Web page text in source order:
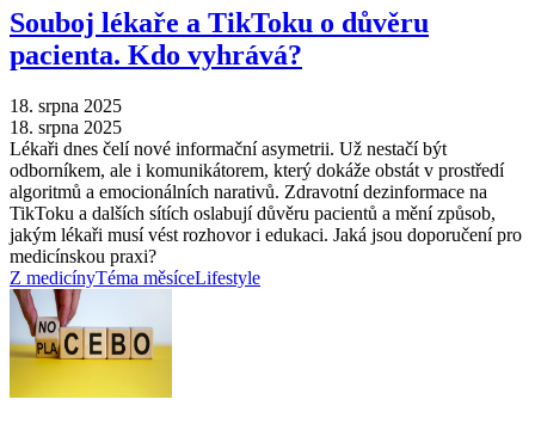
Souboj lékaře a TikToku o důvěru
pacienta. Kdo vyhrává?
18. srpna 2025
18. srpna 2025
Lékaři dnes čelí nové informační asymetrii. Už nestačí být
odborníkem, ale i komunikátorem, který dokáže obstát v prostředí
algoritmů a emocionálních narativů. Zdravotní dezinformace na
TikToku a dalších sítích oslabují důvěru pacientů a mění způsob,
jakým lékaři musí vést rozhovor i edukaci. Jaká jsou doporučení pro
medicínskou praxi?
Z medicínyTéma měsíceLifestyle